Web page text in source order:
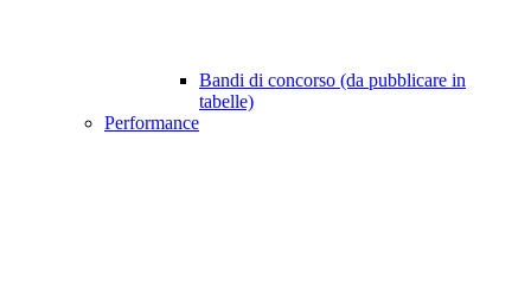
Bandi di concorso (da pubblicare in
tabelle)
Performance